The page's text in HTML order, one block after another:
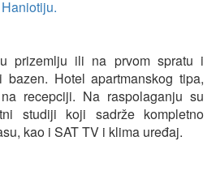
prizemlju ili na prvom spratu i
Hotel apartmanskog tipa,
recepciji. Na raspolaganju su
studiji koji sadrže kompletno
kao i SAT TV i klima uređaj.